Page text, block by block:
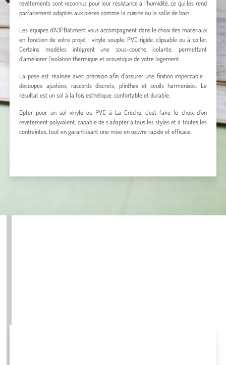
revêtements sont reconnus pour leur résistance à l’humidité, ce qui les rend
parfaitement adaptés aux pièces comme la cuisine ou la salle de bain.
Les équipes d’A3PBâtiment vous accompagnent dans le choix des matériaux
en fonction de votre projet : vinyle souple, PVC rigide, clipsable ou à coller.
Certains modèles intègrent une sous-couche isolante, permettant
d’améliorer l’isolation thermique et acoustique de votre logement.
La pose est réalisée avec précision afin d’assurer une finition impeccable :
découpes ajustées, raccords discrets, plinthes et seuils harmonisés. Le
résultat est un sol à la fois esthétique, confortable et durable.
Opter pour un sol vinyle ou PVC à La Crèche, c’est faire le choix d’un
revêtement polyvalent, capable de s’adapter à tous les styles et à toutes les
contraintes, tout en garantissant une mise en œuvre rapide et efficace.